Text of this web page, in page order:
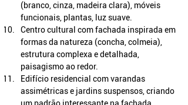
(branco, cinza, madeira clara), móveis
funcionais, plantas, luz suave.
Centro cultural com fachada inspirada em
formas da natureza (concha, colmeia),
estrutura complexa e detalhada,
paisagismo ao redor.
Edifício residencial com varandas
assimétricas e jardins suspensos, criando